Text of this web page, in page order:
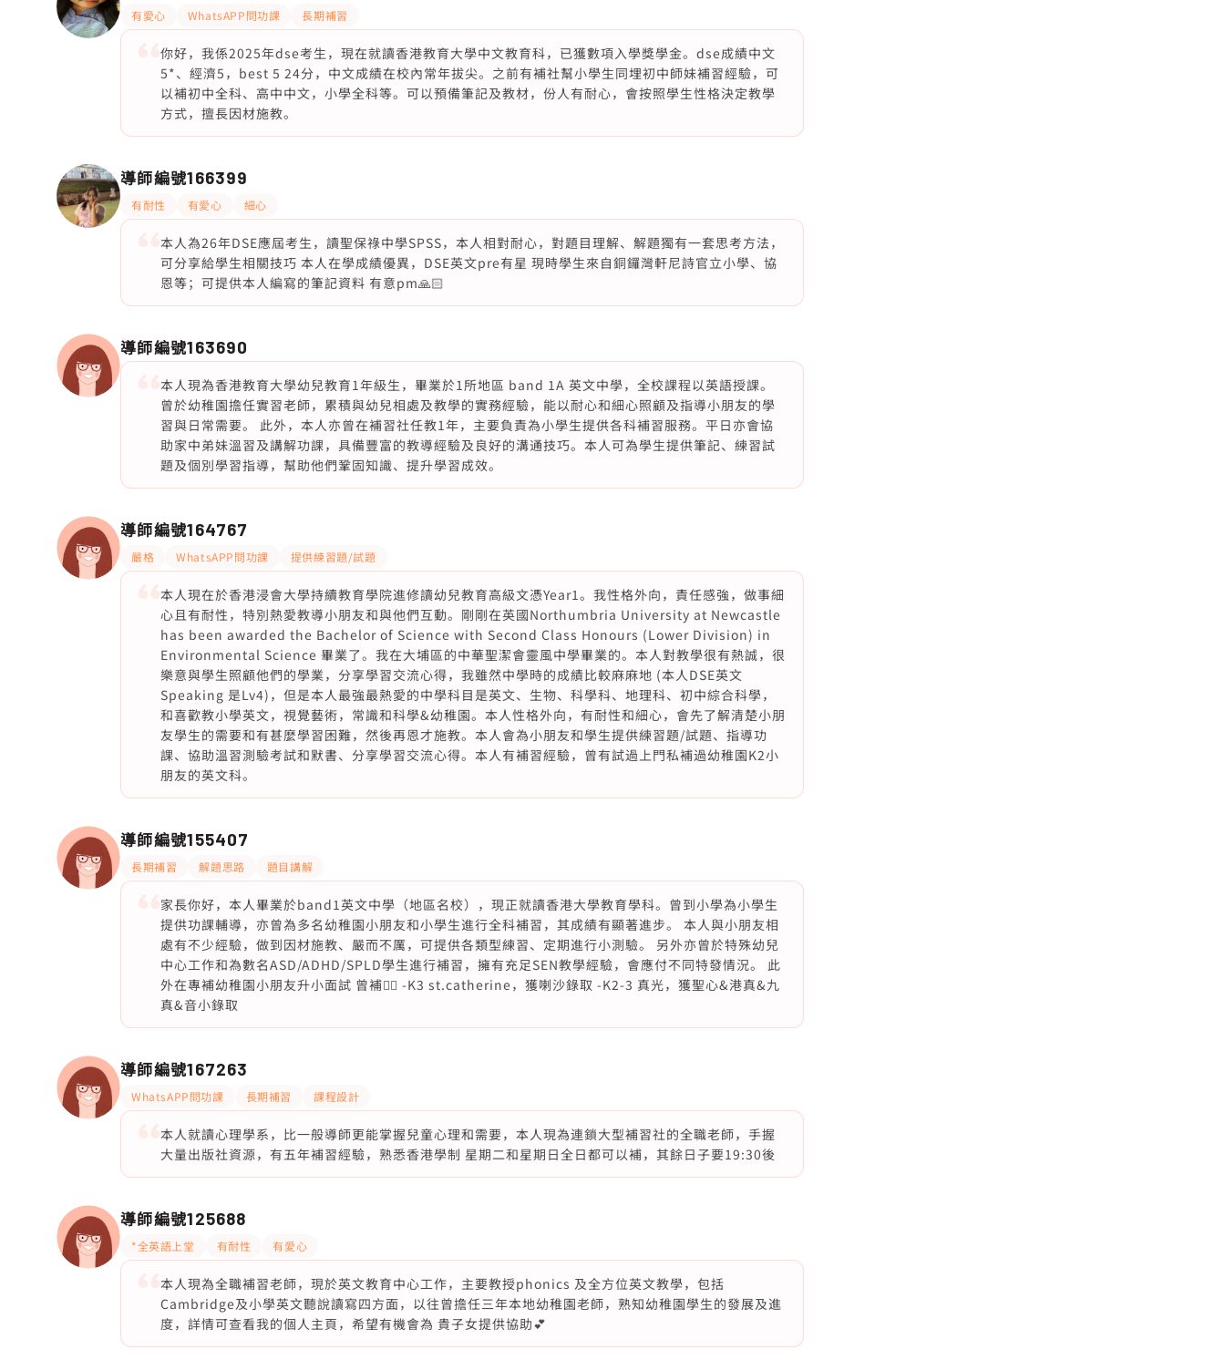
有愛心 WhatsAPP問功課 長期補習
你好，我係2025年dse考生，現在就讀香港教育大學中文教育科，已獲數項入學獎學金。dse成績中文
5*、經濟5，best 5 24分，中文成績在校內常年拔尖。之前有補社幫小學生同埋初中師妹補習經驗，可
以補初中全科、高中中文，小學全科等。可以預備筆記及教材，份人有耐心，會按照學生性格決定教學
方式，擅長因材施教。
導師編號166399
有耐性 有愛心 細心
本人為26年DSE應屆考生，讀聖保祿中學SPSS，本人相對耐心，對題目理解、解題獨有一套思考方法，
可分享給學生相關技巧 本人在學成績優異，DSE英文pre有星 現時學生來自銅鑼灣軒尼詩官立小學、協
恩等；可提供本人編寫的筆記資料 有意pm🙏🏻
導師編號163690
本人現為香港教育大學幼兒教育1年級生，畢業於1所地區 band 1A 英文中學，全校課程以英語授課。
曾於幼稚園擔任實習老師，累積與幼兒相處及教學的實務經驗，能以耐心和細心照顧及指導小朋友的學
習與日常需要。 此外，本人亦曾在補習社任教1年，主要負責為小學生提供各科補習服務。平日亦會協
助家中弟妹溫習及講解功課，具備豐富的教導經驗及良好的溝通技巧。本人可為學生提供筆記、練習試
題及個別學習指導，幫助他們鞏固知識、提升學習成效。
導師編號164767
嚴格 WhatsAPP問功課 提供練習題/試題
本人現在於香港浸會大學持續教育學院進修讀幼兒教育高級文憑Year1。我性格外向，責任感強，做事細
心且有耐性，特別熱愛教導小朋友和與他們互動。剛剛在英國Northumbria University at Newcastle
has been awarded the Bachelor of Science with Second Class Honours (Lower Division) in
Environmental Science 畢業了。我在大埔區的中華聖潔會靈風中學畢業的。本人對教學很有熱誠，很
樂意與學生照顧他們的學業，分享學習交流心得，我雖然中學時的成績比較麻麻地 (本人DSE英文
Speaking 是Lv4)，但是本人最強最熱愛的中學科目是英文、生物、科學科、地理科、初中綜合科學，
和喜歡教小學英文，視覺藝術，常識和科學&幼稚園。本人性格外向，有耐性和細心，會先了解清楚小朋
友學生的需要和有甚麼學習困難，然後再恩才施教。本人會為小朋友和學生提供練習題/試題、指導功
課、協助溫習測驗考試和默書、分享學習交流心得。本人有補習經驗，曾有試過上門私補過幼稚園K2小
朋友的英文科。
導師編號155407
長期補習 解題思路 題目講解
家長你好，本人畢業於band1英文中學（地區名校），現正就讀香港大學教育學科。曾到小學為小學生
提供功課輔導，亦曾為多名幼稚園小朋友和小學生進行全科補習，其成績有顯著進步。 本人與小朋友相
處有不少經驗，做到因材施教、嚴而不厲，可提供各類型練習、定期進行小測驗。 另外亦曾於特殊幼兒
中心工作和為數名ASD/ADHD/SPLD學生進行補習，擁有充足SEN教學經驗，會應付不同特發情況。 此
外在專補幼稚園小朋友升小面試 曾補👇🏻 -K3 st.catherine，獲喇沙錄取 -K2-3 真光，獲聖心&港真&九
真&音小錄取
導師編號167263
WhatsAPP問功課 長期補習 課程設計
本人就讀心理學系，比一般導師更能掌握兒童心理和需要，本人現為連鎖大型補習社的全職老師，手握
大量出版社資源，有五年補習經驗，熟悉香港學制 星期二和星期日全日都可以補，其餘日子要19:30後
導師編號125688
*全英語上堂 有耐性 有愛心
本人現為全職補習老師，現於英文教育中心工作，主要教授phonics 及全方位英文教學，包括
Cambridge及小學英文聽說讀寫四方面，以往曾擔任三年本地幼稚園老師，熟知幼稚園學生的發展及進
度，詳情可查看我的個人主頁，希望有機會為 貴子女提供協助💕